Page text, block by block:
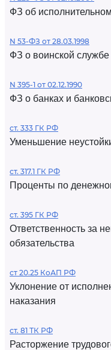
ФЗ об
N 53-ФЗ от 28.03.1998
ФЗ о воинской службе
N 395-1 от 02.12.1990
ФЗ о банках и
ст. 333 ГК РФ
Уменьшение
ст. 317.1 ГК РФ
Проценты по
ст. 395 ГК РФ
Ответственность за
обязательства
ст 20.25 КоАП РФ
Уклонение от
наказания
ст. 81 ТК РФ
Расторжение